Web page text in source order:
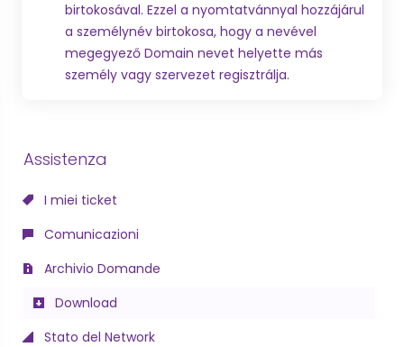
Assistenza
I miei ticket
Comunicazioni
Archivio Domande
Download
Stato del Network
birtokosával. Ezzel a nyomtatvánnyal hozzájárul
a személynév birtokosa, hogy a nevével
megegyező Domain nevet helyette más
személy vagy szervezet regisztrálja.